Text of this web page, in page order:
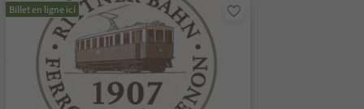
Billet en ligne ici